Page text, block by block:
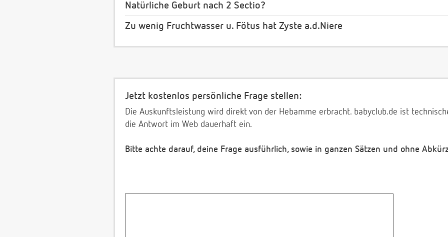
Natürliche Geburt nach 2 Sectio?
Zu wenig Fruchtwasser u. Fötus hat Zyste a.d.Niere
Jetzt kostenlos persönliche Frage stellen:
Die Auskunftsleistung wird direkt von der Hebamme erbracht. babyclub.de ist
die Antwort im Web dauerhaft ein.
Bitte achte darauf, deine Frage ausführlich, sowie in ganzen Sätzen und ohne